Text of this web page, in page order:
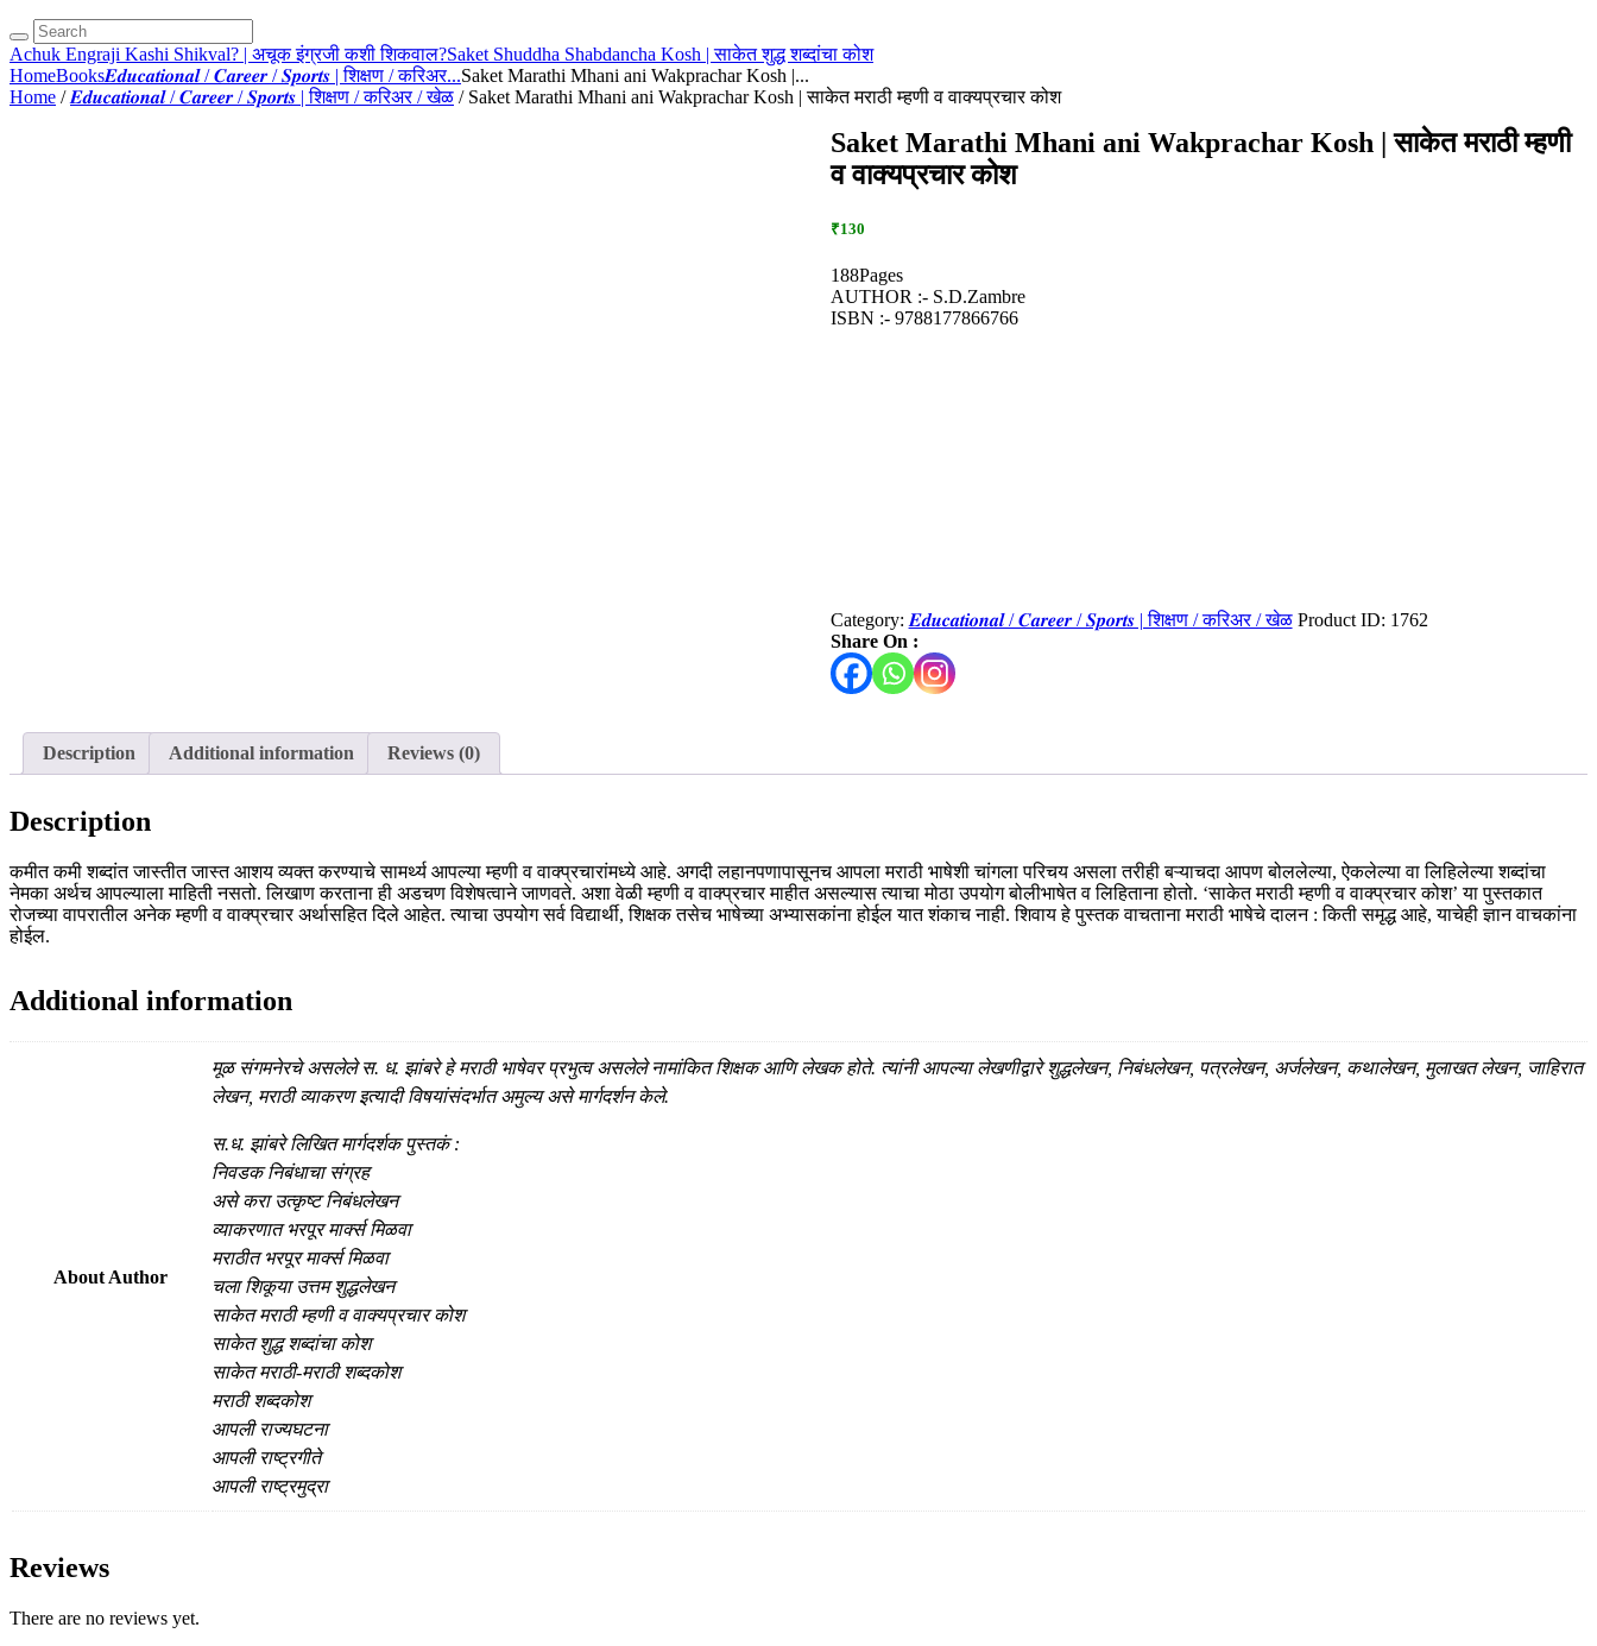
Achuk Engraji Kashi Shikval? | अचूक इंग्रजी कशी शिकवाल?Saket Shuddha Shabdancha Kosh | साकेत शुद्ध शब्दांचा कोश
HomeBooks𝑬𝒅𝒖𝒄𝒂𝒕𝒊𝒐𝒏𝒂𝒍 / 𝑪𝒂𝒓𝒆𝒆𝒓 / 𝑺𝒑𝒐𝒓𝒕𝒔 | शिक्षण / करिअर...Saket Marathi Mhani ani Wakprachar Kosh |...
Home /𝑬𝒅𝒖𝒄𝒂𝒕𝒊𝒐𝒏𝒂𝒍 / 𝑪𝒂𝒓𝒆𝒆𝒓 / 𝑺𝒑𝒐𝒓𝒕𝒔 | शिक्षण / करिअर / खेळ / Saket Marathi Mhani ani Wakprachar Kosh | साकेत मराठी म्हणी व वाक्यप्रचार कोश
Saket Marathi Mhani ani Wakprachar Kosh | साकेत मराठी म्हणी
व वाक्यप्रचार कोश
₹130
188Pages
AUTHOR :- S.D.Zambre
ISBN :- 9788177866766
Category: 𝑬𝒅𝒖𝒄𝒂𝒕𝒊𝒐𝒏𝒂𝒍 / 𝑪𝒂𝒓𝒆𝒆𝒓 / 𝑺𝒑𝒐𝒓𝒕𝒔 | शिक्षण / करिअर / खेळ Product ID: 1762
Share On :
Description Additional information Reviews (0)
Description
कमीत कमी शब्दांत जास्तीत जास्त आशय व्यक्त करण्याचे सामर्थ्य आपल्या म्हणी व वाक्प्रचारांमध्ये आहे. अगदी लहानपणापासूनच आपला मराठी भाषेशी चांगला परिचय असला तरीही बऱ्याचदा आपण बोललेल्या, ऐकलेल्या वा लिहिलेल्या शब्दांचा
नेमका अर्थच आपल्याला माहिती नसतो. लिखाण करताना ही अडचण विशेषत्वाने जाणवते. अशा वेळी म्हणी व वाक्प्रचार माहीत असल्यास त्याचा मोठा उपयोग बोलीभाषेत व लिहिताना होतो. ‘साकेत मराठी म्हणी व वाक्प्रचार कोश’ या पुस्तकात
रोजच्या वापरातील अनेक म्हणी व वाक्प्रचार अर्थासहित दिले आहेत. त्याचा उपयोग सर्व विद्यार्थी, शिक्षक तसेच भाषेच्या अभ्यासकांना होईल यात शंकाच नाही. शिवाय हे पुस्तक वाचताना मराठी भाषेचे दालन : किती समृद्ध आहे, याचेही ज्ञान वाचकांना
होईल.
Additional information
About Author
मूळ संगमनेरचे असलेले स. ध. झांबरे हे मराठी भाषेवर प्रभुत्व असलेले नामांकित शिक्षक आणि लेखक होते. त्यांनी आपल्या लेखणीद्वारे शुद्धलेखन, निबंधलेखन, पत्रलेखन, अर्जलेखन, कथालेखन, मुलाखत लेखन, जाहिरात
लेखन, मराठी व्याकरण इत्यादी विषयांसंदर्भात अमुल्य असे मार्गदर्शन केले.
स.ध. झांबरे लिखित मार्गदर्शक पुस्तकं :
निवडक निबंधाचा संग्रह
असे करा उत्कृष्ट निबंधलेखन
व्याकरणात भरपूर मार्क्स मिळवा
मराठीत भरपूर मार्क्स मिळवा
चला शिकूया उत्तम शुद्धलेखन
साकेत मराठी म्हणी व वाक्यप्रचार कोश
साकेत शुद्ध शब्दांचा कोश
साकेत मराठी-मराठी शब्दकोश
मराठी शब्दकोश
आपली राज्यघटना
आपली राष्ट्रगीते
आपली राष्ट्रमुद्रा
Reviews
There are no reviews yet.